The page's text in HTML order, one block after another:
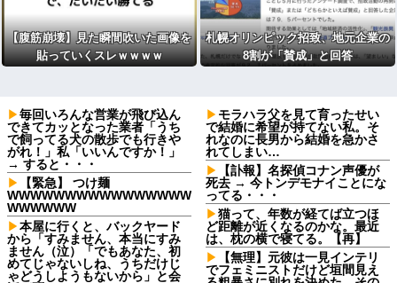
【腹筋崩壊】見た瞬間吹いた画像を
貼っていくスレｗｗｗｗ
札幌オリンピック招致、地元企業の
8割が「賛成」と回答
毎回いろんな営業が飛び込ん
できてカッとなった業者「うち
で飼ってる犬の散歩でも行きや
がれ！」私「いいんですか！」
→ すると・・・
【緊急】 つけ麺
WWWWWWWWWWWWWWWW
WWWWWW
本屋に行くと、バックヤード
から「すみません、本当にすみ
ません（泣）「でもあなた、初
めてじゃないしね、うちだけじ
ゃどうしようもないから」と会
モラハラ父を見て育ったせい
で結婚に希望が持てない私。そ
れなのに長男から結婚を急かさ
れてしまい…
【訃報】名探偵コナン声優が
死去 → 今トンデモナイことにな
ってる・・・
猫って、年数が経てば立つほ
ど距離が近くなるのかな。最近
は、枕の横で寝てる。【再】
【無理】元彼は一見インテリ
でフェミニストだけど垣間見え